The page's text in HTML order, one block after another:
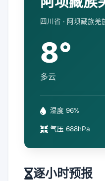
四川省 · 阿坝藏族羌
8°
多云
湿度 96%
气压 688hPa
逐小时预报